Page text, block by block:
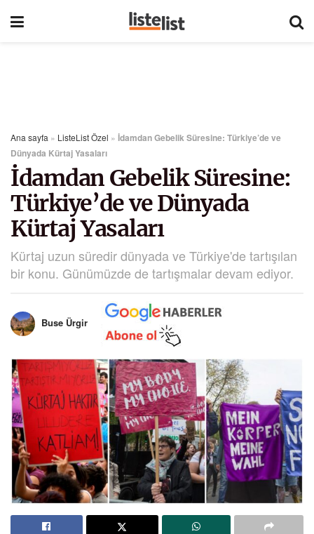
Ana sayfa » ListeList Özel » İdamdan Gebelik Süresine: Türkiye’de ve
Dünyada Kürtaj Yasaları
İdamdan Gebelik Süresine:
Türkiye’de ve Dünyada
Kürtaj Yasaları
Kürtaj uzun süredir dünyada ve Türkiye'de tartışılan
bir konu. Günümüzde de tartışmalar devam ediyor.
Buse Ürgir